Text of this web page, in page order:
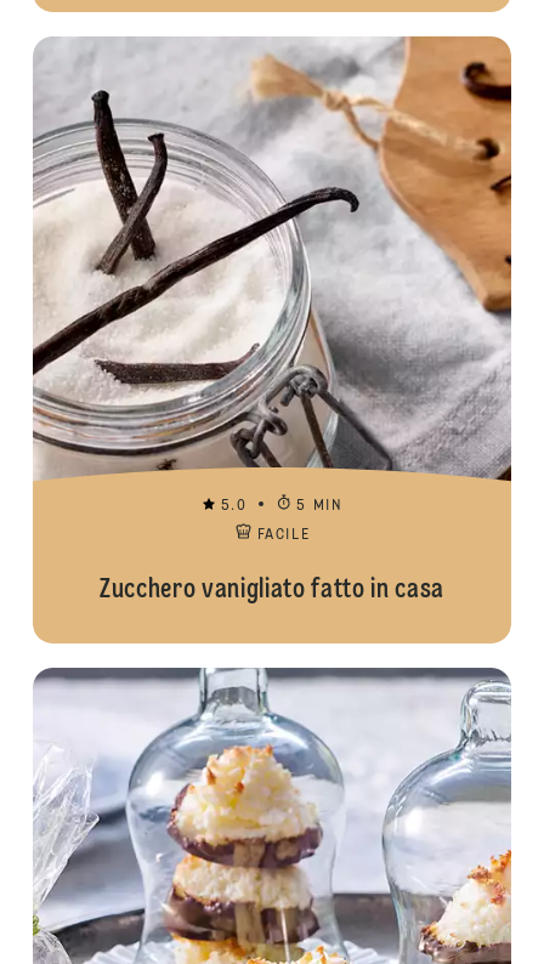
5.0
5 MIN
FACILE
Zucchero vanigliato fatto in casa